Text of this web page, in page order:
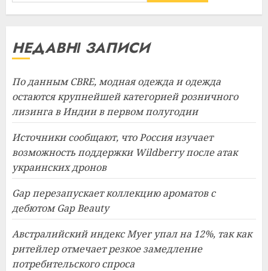
НЕДАВНІ ЗАПИСИ
По данным CBRE, модная одежда и одежда
остаются крупнейшей категорией розничного
лизинга в Индии в первом полугодии
Источники сообщают, что Россия изучает
возможность поддержки Wildberry после атак
украинских дронов
Gap перезапускает коллекцию ароматов с
дебютом Gap Beauty
Австралийский индекс Myer упал на 12%, так как
ритейлер отмечает резкое замедление
потребительского спроса